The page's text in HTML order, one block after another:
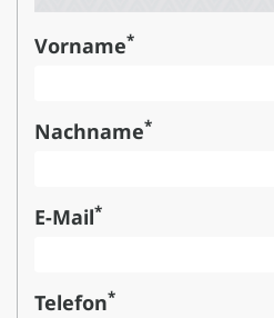
Vorname*
Nachname*
E-Mail*
Telefon*